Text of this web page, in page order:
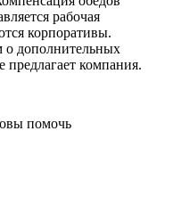
рабочая
корпоративы.
о дополнительных
предлагает компания.
помочь